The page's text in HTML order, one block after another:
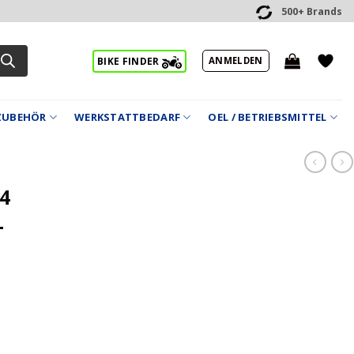
500+ Brands
BIKE FINDER ANMELDEN
WERKSTATTBEDARF OEL / BETRIEBSMITTEL